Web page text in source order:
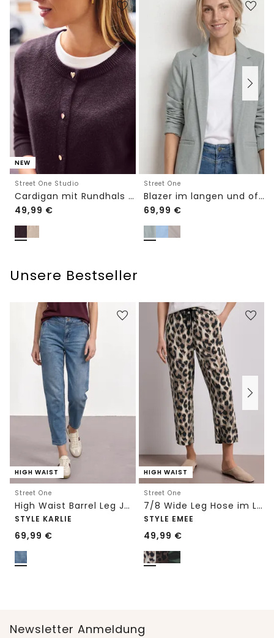
NEW
Street One Studio
Cardigan mit Rundhals und Knöpfen
49,99 €
Street One
Blazer im langen und offenen Schnitt
69,99 €
Unsere Bestseller
HIGH WAIST
Street One
High Waist Barrel Leg Jeans im Loose Fit
STYLE KARLIE
69,99 €
HIGH WAIST
Street One
7/8 Wide Leg Hose im Loose Fit mit Print
STYLE EMEE
49,99 €
Newsletter Anmeldung